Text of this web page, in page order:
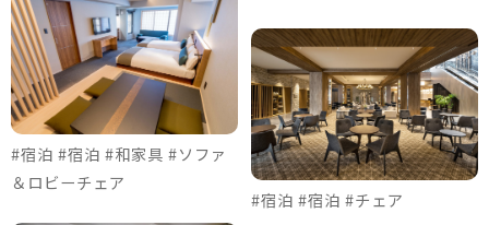
#宿泊 #宿泊 #和家具 #ソファ
＆ロビーチェア
#宿泊 #宿泊 #チェア